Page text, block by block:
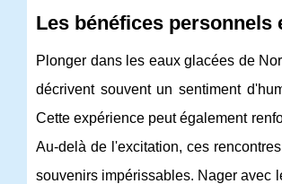
Les bénéfices personnels
Plonger dans les eaux glacées de
décrivent souvent un sentiment
Cette expérience peut également
Au-delà de l'excitation, ces
souvenirs impérissables. Nager avec